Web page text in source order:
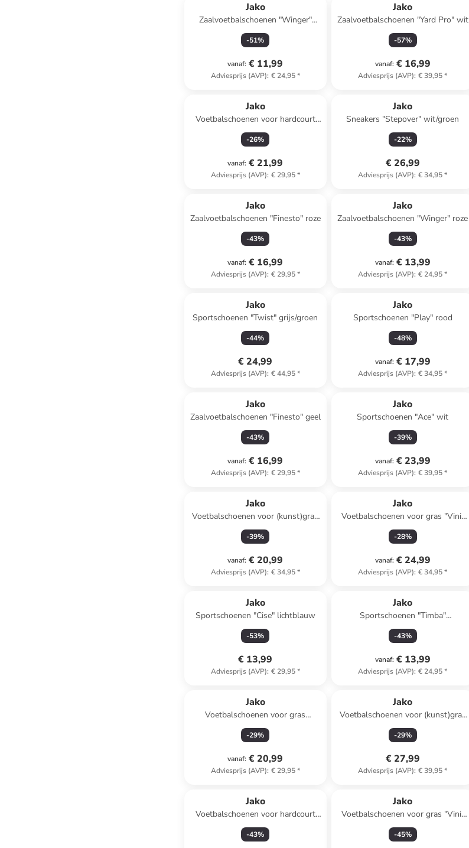
Jako
Zaalvoetbalschoenen "Winger"
donkerblauw
-51%
vanaf: € 11,99
Adviesprijs (AVP): € 24,95*
Jako
Zaalvoetbalschoenen "Yard Pro" wit
-57%
vanaf: € 16,99
Adviesprijs (AVP): € 39,95*
Jako
Voetbalschoenen voor hardcourt
"Signature" zwart/wit
-26%
vanaf: € 21,99
Adviesprijs (AVP): € 29,95*
Jako
Sneakers "Stepover" wit/groen
-22%
€ 26,99
Adviesprijs (AVP): € 34,95*
Jako
Zaalvoetbalschoenen "Finesto" roze
-43%
vanaf: € 16,99
Adviesprijs (AVP): € 29,95*
Jako
Zaalvoetbalschoenen "Winger" roze
-43%
vanaf: € 13,99
Adviesprijs (AVP): € 24,95*
Jako
Sportschoenen "Twist" grijs/groen
-44%
€ 24,99
Adviesprijs (AVP): € 44,95*
Jako
Sportschoenen "Play" rood
-48%
vanaf: € 17,99
Adviesprijs (AVP): € 34,95*
Jako
Zaalvoetbalschoenen "Finesto" geel
-43%
vanaf: € 16,99
Adviesprijs (AVP): € 29,95*
Jako
Sportschoenen "Ace" wit
-39%
vanaf: € 23,99
Adviesprijs (AVP): € 39,95*
Jako
Voetbalschoenen voor (kunst)gras
"Skill" turquoise
-39%
vanaf: € 20,99
Adviesprijs (AVP): € 34,95*
Jako
Voetbalschoenen voor gras "Vini"
lichtblauw
-28%
vanaf: € 24,99
Adviesprijs (AVP): € 34,95*
Jako
Sportschoenen "Cise" lichtblauw
-53%
€ 13,99
Adviesprijs (AVP): € 29,95*
Jako
Sportschoenen "Timba"
donkerblauw
-43%
vanaf: € 13,99
Adviesprijs (AVP): € 24,95*
Jako
Voetbalschoenen voor gras
"Signature" zwart
-29%
vanaf: € 20,99
Adviesprijs (AVP): € 29,95*
Jako
Voetbalschoenen voor (kunst)gras
"Twist" blauw/geel
-29%
€ 27,99
Adviesprijs (AVP): € 39,95*
Jako
Voetbalschoenen voor hardcourt
"Signature" neongroen
-43%
Jako
Voetbalschoenen voor gras "Vini"
geel
-45%